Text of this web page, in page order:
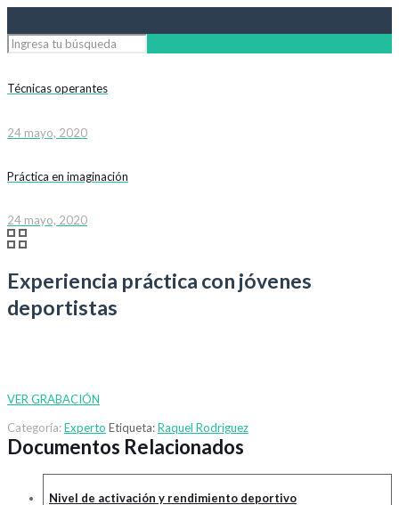
Técnicas operantes
24 mayo, 2020
Práctica en imaginación
24 mayo, 2020
Experiencia práctica con jóvenes
deportistas
VER GRABACIÓN
Categoría:Experto Etiqueta:Raquel Rodriguez
Documentos Relacionados
Nivel de activación y rendimiento deportivo